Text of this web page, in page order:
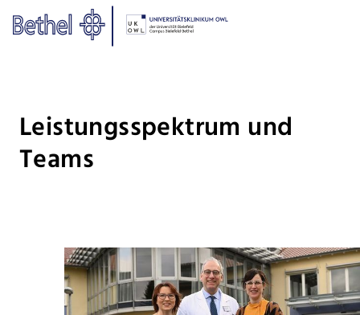
Zum Hauptinhalt springen
Zur Fußzeile springen
Leistungsspektrum und
Teams